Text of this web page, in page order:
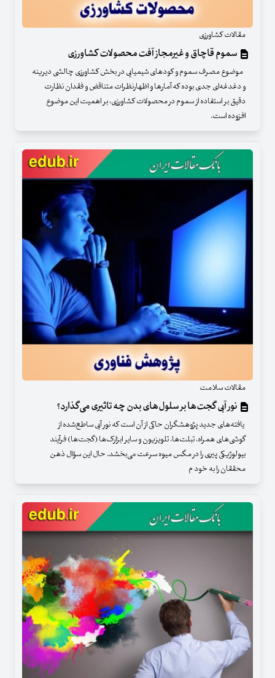
مقالات کشاورزی
سموم قاچاق و غیرمجاز آفت محصولات کشاورزی
موضوع مصرف سموم و کودهای شیمیایی در بخش کشاورزی چالشی دیرینه
و دغدغه‌ای جدی بوده که آمارها و اظهارنظرات متناقض و فقدان نظارت
دقیق بر استفاده از سموم در محصولات کشاورزی، بر اهمیت این موضوع
افزوده است.
مقالات سلامت
نور آبی گجت‌ها بر سلول‌های بدن چه تاثیری می‌گذارد؟
یافته‌های جدید پژوهشگران حاکی از آن است که نور آبی ساطع‌شده از
گوشی‌های همراه، تبلت‌ها، تلویزیون و سایر ابزارک‌ها (گجت‌ها) فرآیند
بیولوژیکی پیری را در مگس میوه سرعت می‌بخشد. حال این سؤال ذهن
محققان را به خود م